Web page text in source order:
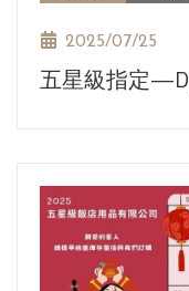
2025/07/25
五星級指定